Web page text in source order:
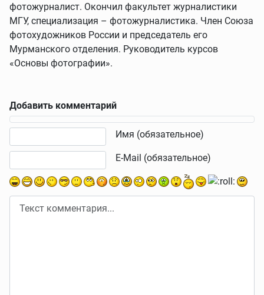
фотожурналист. Окончил факультет журналистики
МГУ, специализация – фотожурналистика. Член Союза
фотохудожников России и председатель его
Мурманского отделения. Руководитель курсов
«Основы фотографии».
Добавить комментарий
Имя (обязательное)
E-Mail (обязательное)